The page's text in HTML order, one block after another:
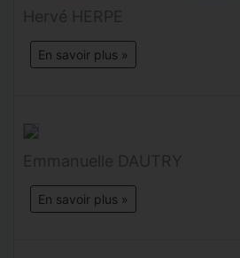
Hervé HERPE
En savoir plus »
Emmanuelle DAUTRY
En savoir plus »